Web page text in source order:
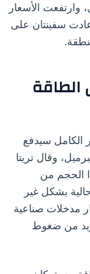
وارتفعت الأسعار
سفينتان على
الطاقة
الكامل سيدفع
150 دولاراً للبرميل، وقال تريتا
الحجم من
بشكل غير
مدخلات صناعية
من ضغوط